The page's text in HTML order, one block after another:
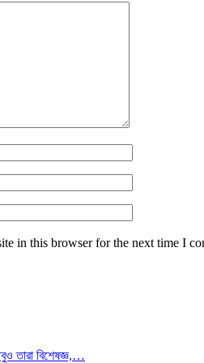
in this browser for the next time I
তারা বিশেষজ্ঞ,…